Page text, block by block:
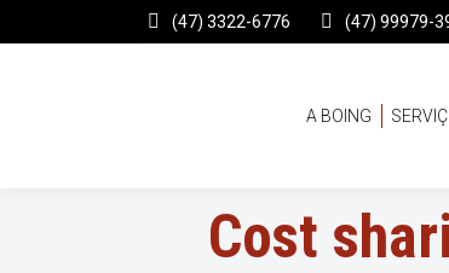
(47) 3322-6776 (47) 99979-
A BOING
Cost